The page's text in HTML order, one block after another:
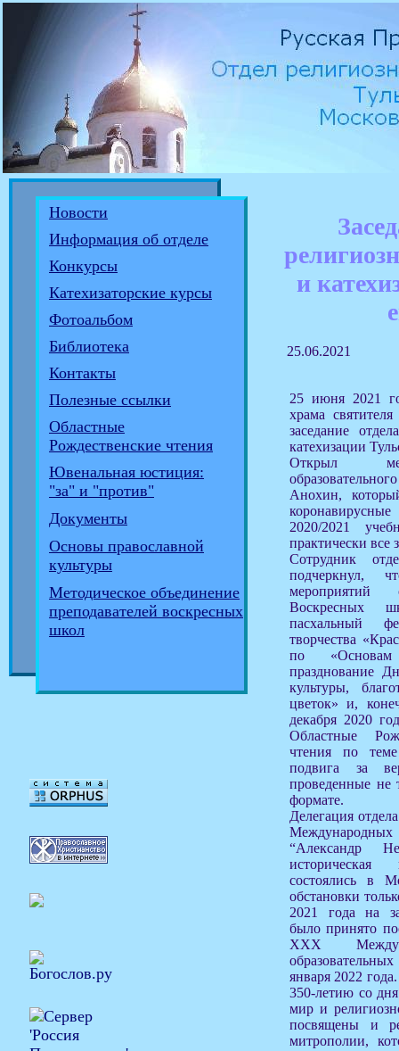
Новости
Информация об отделе
Конкурсы
Катехизаторские курсы
Фотоальбом
Библиотека
Контакты
Полезные ссылки
Областные
Рождественские чтения
Ювенальная юстиция:
"за" и "против"
Документы
Основы православной
культуры
Методическое объединение
преподавателей воскресных
школ
и
25.06.2021
25 июня 2021
храма
заседание
катехизации
Открыл
Анохин,
2020/2021
практически все
Сотрудник
подчеркнул,
мероприятий
Воскресных
пасхальный
творчества
по «Основам
празднование
культуры,
цветок» и,
декабря 2020
Областные
чтения по
подвига за
проведенные не
формате.
Делегация
“Александр
состоялись в
обстановки
2021 года на
было принято
XXX
января 2022
350-летию со
мир и
посвящены и
митрополии,